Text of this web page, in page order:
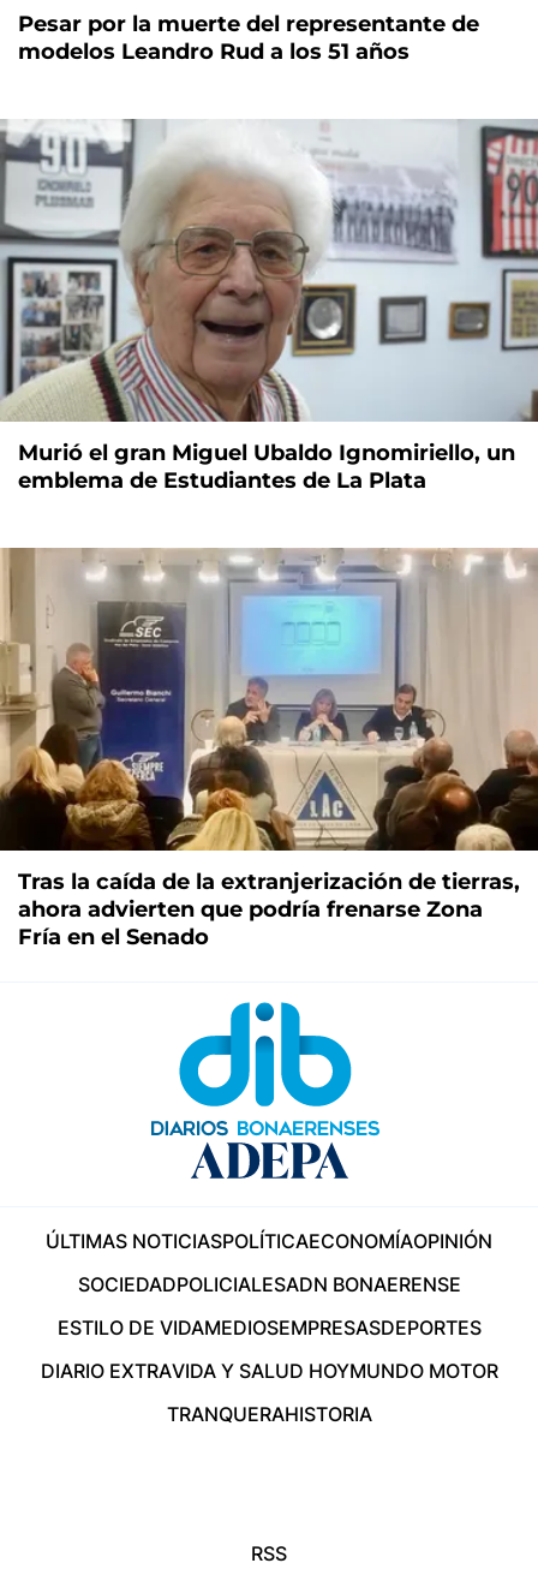
Pesar por la muerte del representante de
modelos Leandro Rud a los 51 años
Murió el gran Miguel Ubaldo Ignomiriello, un
emblema de Estudiantes de La Plata
Tras la caída de la extranjerización de tierras,
ahora advierten que podría frenarse Zona
Fría en el Senado
ÚLTIMAS NOTICIASPOLÍTICAECONOMÍAOPINIÓN
SOCIEDADPOLICIALESADN BONAERENSE
ESTILO DE VIDAMEDIOSEMPRESASDEPORTES
DIARIO EXTRAVIDA Y SALUD HOYMUNDO MOTOR
TRANQUERAHISTORIA
RSS